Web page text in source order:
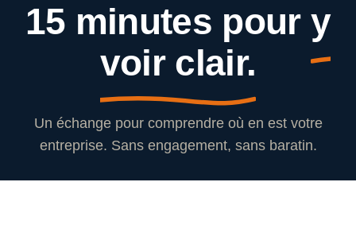
15 minutes pour y
voir clair.
Un échange pour comprendre où en est votre
entreprise. Sans engagement, sans baratin.